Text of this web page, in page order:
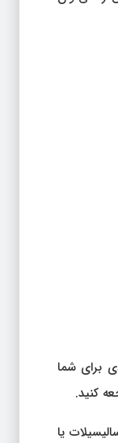
برای شما
کنید.
یا